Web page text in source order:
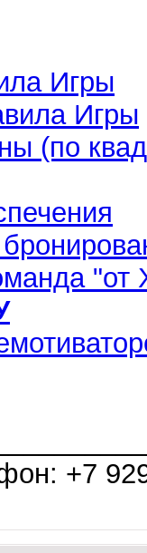
Игры
Игры
(по
"от
+7